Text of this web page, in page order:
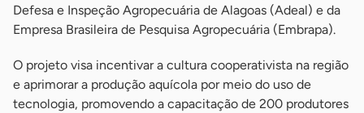
Defesa e Inspeção Agropecuária de Alagoas (Adeal) e da
Empresa Brasileira de Pesquisa Agropecuária (Embrapa).
O projeto visa incentivar a cultura cooperativista na região
e aprimorar a produção aquícola por meio do uso de
tecnologia, promovendo a capacitação de 200 produtores